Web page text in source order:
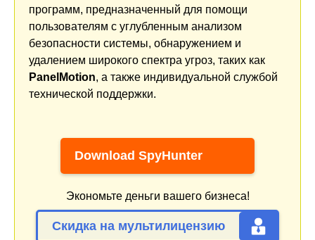
программ, предназначенный для помощи
пользователям с углубленным анализом
безопасности системы, обнаружением и
удалением широкого спектра угроз, таких как
PanelMotion, а также индивидуальной службой
технической поддержки.
Download SpyHunter
Экономьте деньги вашего бизнеса!
Скидка на мультилицензию